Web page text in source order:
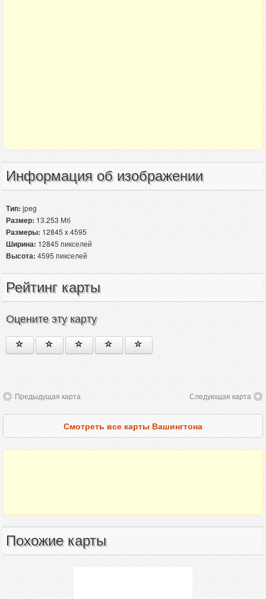
Информация об изображении
Тип:jpeg
Размер:13.253 Мб
Размеры:12845 x 4595
Ширина:12845 пикселей
Высота:4595 пикселей
Рейтинг карты
Оцените эту карту
Предыдущая карта Следующая карта
Смотреть все карты Вашингтона
Похожие карты